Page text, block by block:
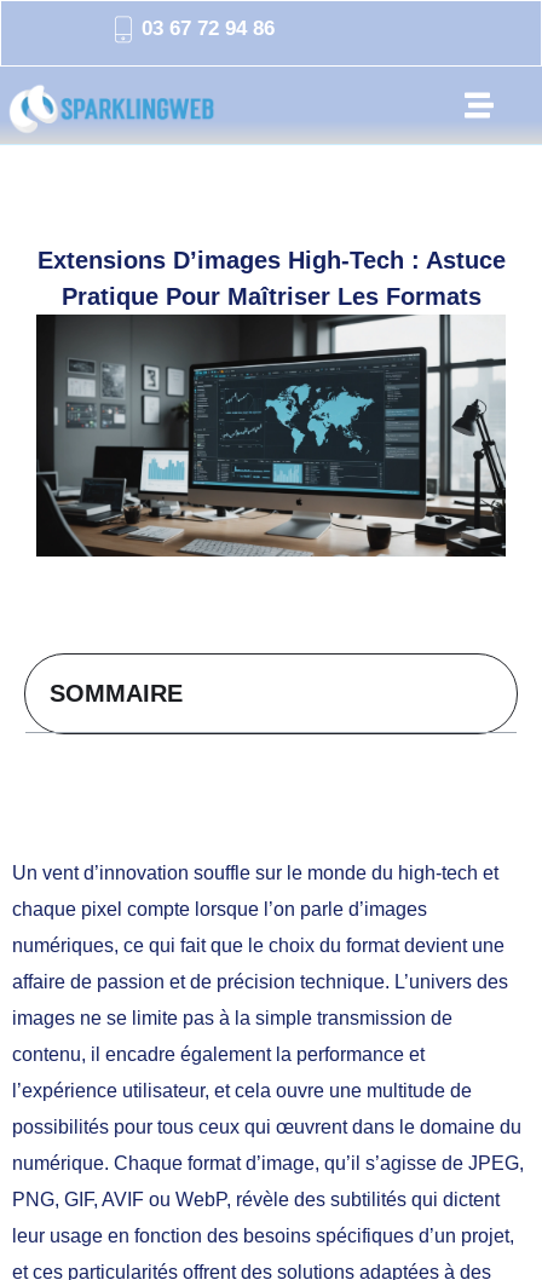
03 67 72 94 86
Extensions D’images High-Tech : Astuce
Pratique Pour Maîtriser Les Formats
SOMMAIRE
Un vent d’innovation souffle sur le monde du high-tech et
chaque pixel compte lorsque l’on parle d’images
numériques, ce qui fait que le choix du format devient une
affaire de passion et de précision technique. L’univers des
images ne se limite pas à la simple transmission de
contenu, il encadre également la performance et
l’expérience utilisateur, et cela ouvre une multitude de
possibilités pour tous ceux qui œuvrent dans le domaine du
numérique. Chaque format d’image, qu’il s’agisse de JPEG,
PNG, GIF, AVIF ou WebP, révèle des subtilités qui dictent
leur usage en fonction des besoins spécifiques d’un projet,
et ces particularités offrent des solutions adaptées à des